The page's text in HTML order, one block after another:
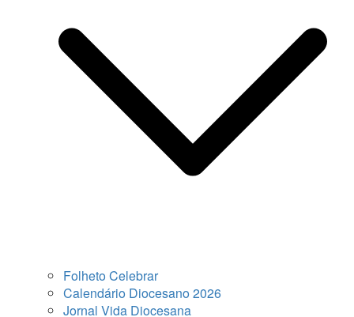
Folheto Celebrar
Calendário Diocesano 2026
Jornal Vida Diocesana